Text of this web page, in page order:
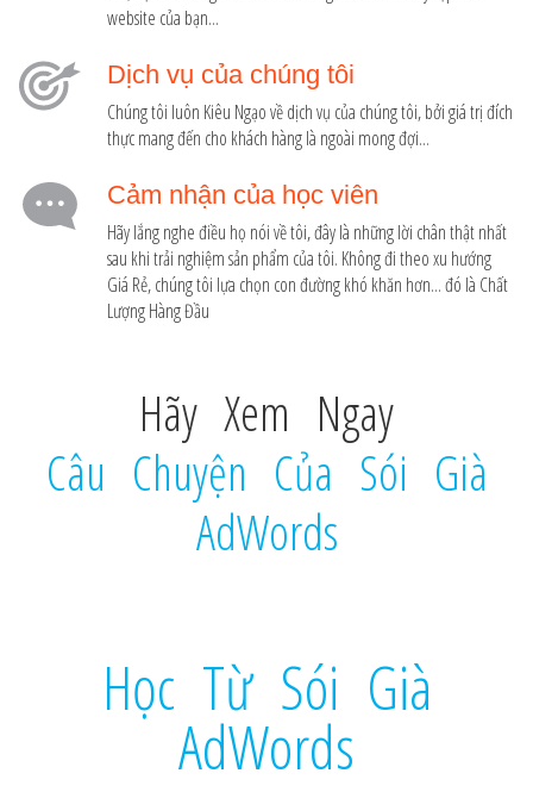
website của bạn...
Dịch vụ của chúng tôi
Chúng tôi luôn Kiêu Ngạo về dịch vụ của chúng tôi, bởi giá trị đích
thực mang đến cho khách hàng là ngoài mong đợi...
Cảm nhận của học viên
Hãy lắng nghe điều họ nói về tôi, đây là những lời chân thật nhất
sau khi trải nghiệm sản phẩm của tôi. Không đi theo xu hướng
Giá Rẻ, chúng tôi lựa chọn con đường khó khăn hơn... đó là Chất
Lượng Hàng Đầu
Hãy Xem Ngay
Câu Chuyện Của Sói Già
AdWords
Học Từ Sói Già
AdWords